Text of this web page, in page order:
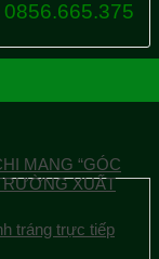
MANG “GÓC
XUẤT
tráng trực tiếp